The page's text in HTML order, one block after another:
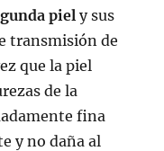
piel y sus
transmisión de
que la piel
de la
fina
y no daña al